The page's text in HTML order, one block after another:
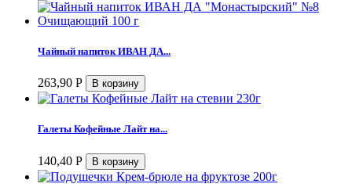
Чайный напиток ИВАН ДА...
263,90 Р
Галеты Кофейные Лайт на...
140,40 Р